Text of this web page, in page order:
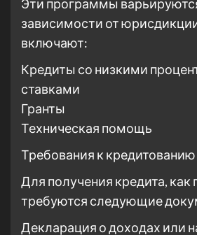
Эти программы
зависимости от
включают:
Кредиты со низкими
ставками
Гранты
Техническая помощь
Требования к кредитованию
Для получения кредита, как
требуются следующие
Декларация о доходах или